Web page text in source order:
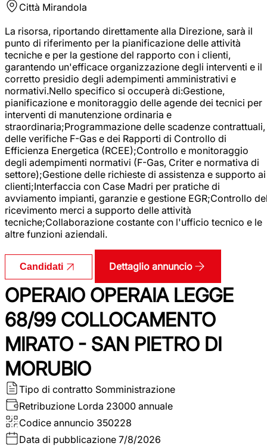
Città Mirandola
La risorsa, riportando direttamente alla Direzione, sarà il
punto di riferimento per la pianificazione delle attività
tecniche e per la gestione del rapporto con i clienti,
garantendo un'efficace organizzazione degli interventi e il
corretto presidio degli adempimenti amministrativi e
normativi.Nello specifico si occuperà di:Gestione,
pianificazione e monitoraggio delle agende dei tecnici per
interventi di manutenzione ordinaria e
straordinaria;Programmazione delle scadenze contrattuali,
delle verifiche F-Gas e dei Rapporti di Controllo di
Efficienza Energetica (RCEE);Controllo e monitoraggio
degli adempimenti normativi (F-Gas, Criter e normativa di
settore);Gestione delle richieste di assistenza e supporto ai
clienti;Interfaccia con Case Madri per pratiche di
avviamento impianti, garanzie e gestione EGR;Controllo
ricevimento merci a supporto delle attività
tecniche;Collaborazione costante con l'ufficio tecnico e le
altre funzioni aziendali.
Candidati Dettaglio annuncio
OPERAIO OPERAIA LEGGE
68/99 COLLOCAMENTO
MIRATO - SAN PIETRO DI
MORUBIO
Tipo di contratto Somministrazione
Retribuzione Lorda 23000 annuale
Codice annuncio 350228
Data di pubblicazione 7/8/2026